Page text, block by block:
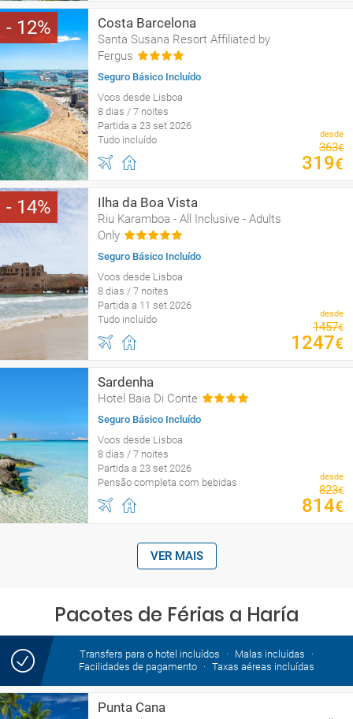
12 Costa Barcelona
Santa Susana Resort Affiliated by
Fergus
Seguro Básico Incluído
Voos desde Lisboa
8 dias / 7 noites
Partida a 23 set 2026
Tudo incluído
desde
363€
319€
14 Ilha da Boa Vista
Riu Karamboa - All Inclusive - Adults
Only
Seguro Básico Incluído
Voos desde Lisboa
8 dias / 7 noites
Partida a 11 set 2026
Tudo incluído
desde
1457€
1247€
Sardenha
Hotel Baia Di Conte
Seguro Básico Incluído
Voos desde Lisboa
8 dias / 7 noites
Partida a 23 set 2026
Pensão completa com bebidas
desde
823€
814€
VER MAIS
Pacotes de Férias a Haría
Transfers para o hotel incluídos
Malas incluídas
Facilidades de pagamento
Taxas aéreas incluídas
Punta Cana